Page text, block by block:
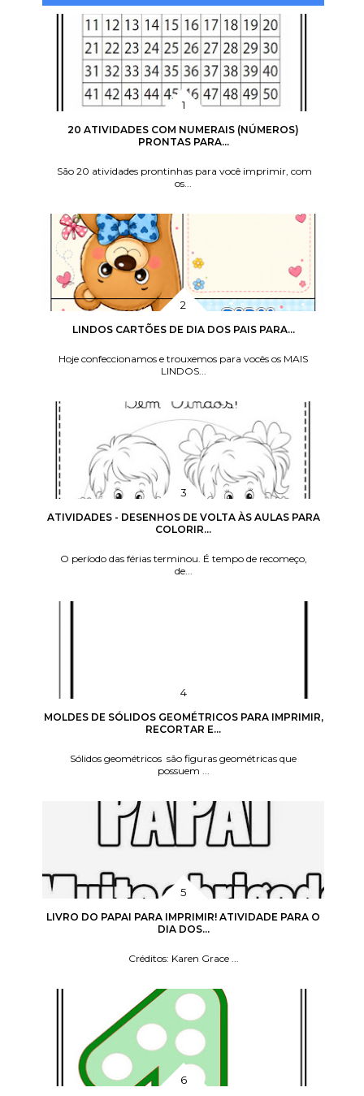
20 ATIVIDADES COM NUMERAIS (NÚMEROS)
PRONTAS PARA...
São 20 atividades prontinhas para você imprimir, com
os...
LINDOS CARTÕES DE DIA DOS PAIS PARA...
Hoje confeccionamos e trouxemos para vocês os MAIS
LINDOS...
ATIVIDADES - DESENHOS DE VOLTA ÀS AULAS PARA
COLORIR...
O período das férias terminou. É tempo de recomeço,
de...
MOLDES DE SÓLIDOS GEOMÉTRICOS PARA IMPRIMIR,
RECORTAR E...
Sólidos geométricos são figuras geométricas que
possuem ...
LIVRO DO PAPAI PARA IMPRIMIR! ATIVIDADE PARA O
DIA DOS...
Créditos: Karen Grace ...